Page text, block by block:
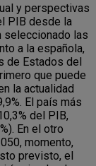
y perspectivas
PIB desde la
seleccionado las
a la española,
de Estados del
que puede
la actualidad
El país más
del PIB,
En el otro
momento,
previsto, el